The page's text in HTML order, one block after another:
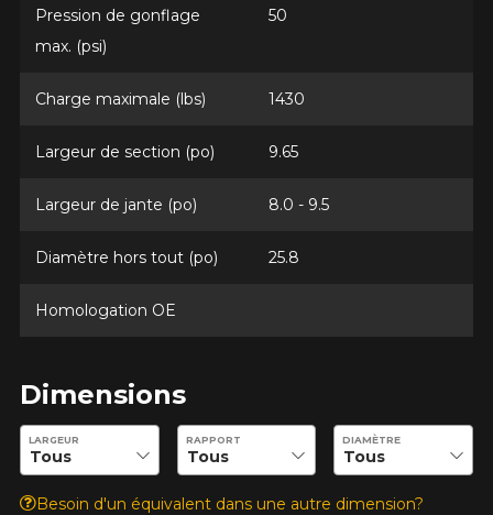
Pression de gonflage
max. (psi)
50
Charge maximale (lbs) 1430
Largeur de section (po) 9.65
Largeur de jante (po) 8.0 - 9.5
Diamètre hors tout (po) 25.8
Homologation OE
Dimensions
Entrez les dimensions souhaitées pour vérifier la disponibilité
LARGEUR RAPPORT DIAMÈTRE
Besoin d'un équivalent dans une autre dimension?
Marque
Modèle
Option
KM parcourus